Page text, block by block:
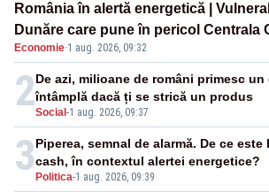
România în alertă energetică |
Dunăre care pune în pericol Centrala
cunoscută de pe vremea lui
Economie·1 aug. 2026, 09:32
2Social -1 aug. 2026, 09:37
De azi, milioane de români primesc
întâmplă dacă ți se strică un produs
3 Politica-1 aug. 2026, 09:39
Piperea, semnal de alarmă. De ce
cash, în contextul alertei energetice?